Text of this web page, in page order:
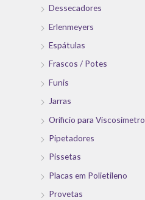
Dessecadores
Erlenmeyers
Espátulas
Frascos / Potes
Funis
Jarras
Oríficio para Viscosímetro
Pipetadores
Pissetas
Placas em Polietileno
Provetas